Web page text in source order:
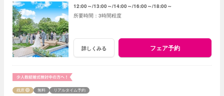
12:00～ 13:00～ 14:00～ 16:00～ 18:00～
3時間程度
詳しくみる フェア予約
残席 無料 リアルタイム予約